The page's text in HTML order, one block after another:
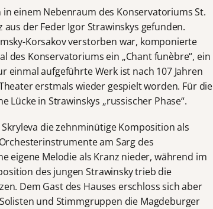
einem Nebenraum des Konservatoriums St.
der Feder Igor Strawinskys gefunden.
Korsakov verstorben war, komponierte
des Konservatoriums ein „Chant funèbre“, ein
einmal aufgeführte Werk ist nach 107 Jahren
erstmals wieder gespielt worden. Für die
Lücke in Strawinskys „russischer Phase“.
die zehnminütige Komposition als
am Sarg des
eigene Melodie als Kranz nieder, während im
des jungen Strawinsky trieb die
Dem Gast des Hauses erschloss sich aber
und Stimmgruppen die Magdeburger